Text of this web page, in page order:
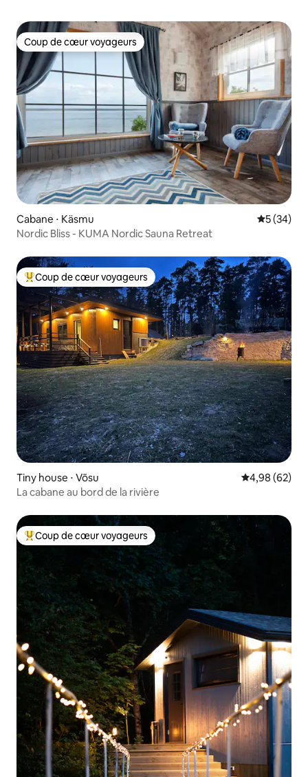
Coup de cœur voyageurs
Coup de cœur voyageurs
Cabane ⋅ Käsmu
5 (34)
Nordic Bliss - KUMA Nordic Sauna Retreat
Coups de cœur voyageurs les plus appréciés
Coup de cœur voyageurs
Tiny house ⋅ Võsu Évaluation
4,98 (62)
La cabane au bord de la rivière
Coups de cœur voyageurs les plus appréciés
Coup de cœur voyageurs